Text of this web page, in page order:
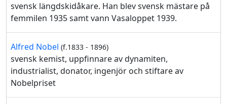
svensk längdskidåkare. Han blev svensk mästare på
femmilen 1935 samt vann Vasaloppet 1939.
Alfred Nobel (f.1833 - 1896)
svensk kemist, uppfinnare av dynamiten,
industrialist, donator, ingenjör och stiftare av
Nobelpriset